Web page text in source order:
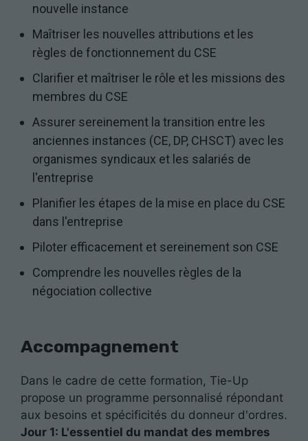
nouvelle instance
Maîtriser les nouvelles attributions et les
règles de fonctionnement du CSE
Clarifier et maîtriser le rôle et les missions des
membres du CSE
Assurer sereinement la transition entre les
anciennes instances (CE, DP, CHSCT) avec les
organismes syndicaux et les salariés de
l'entreprise
Planifier les étapes de la mise en place du CSE
dans l'entreprise
Piloter efficacement et sereinement son CSE
Comprendre les nouvelles règles de la
négociation collective
Accompagnement
Dans le cadre de cette formation, Tie-Up
propose un programme personnalisé répondant
aux besoins et spécificités du donneur d'ordres.
Jour 1: L'essentiel du mandat des membres